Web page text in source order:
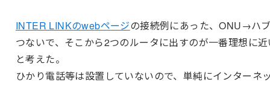
INTER LINKのwebページの接続例にあった、ONU→ハ
つないで、そこから2つのルータに出すのが一番理想に
と考えた。
ひかり電話等は設置していないので、単純にインターネ